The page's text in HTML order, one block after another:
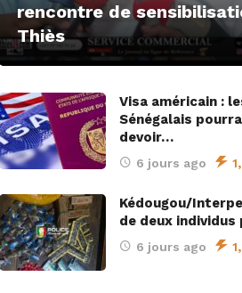
rencontre de
Thiès
Visa américain :
Sénégalais
devoir…
6 jours ago
Kédougou/
de deux
6 jours ago